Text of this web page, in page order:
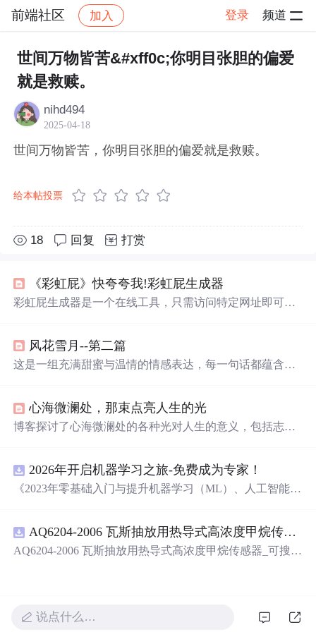
前端社区 加入 登录 频道
社区 前端社区 感慨 帖子详情
世间万物皆苦&#xff0c;你明目张胆的偏爱
就是救赎。
nihd494
2025-04-18
世间万物皆苦，你明目张胆的偏爱就是救赎。
给本帖投票
18 回复 打赏
《彩虹屁》快夸夸我!彩虹屁生成器
彩虹屁生成器是一个在线工具，只需访问特定网址即可获
风花雪月--第二篇
这是一组充满甜蜜与温情的情感表达，每一句话都蕴含着
细腻的一面，让人感受到爱情的美好和力量。
心海微澜处，那束点亮人生的光
博客探讨了心海微澜处的各种光对人生的意义，包括志之
暖世界。
2026年开启机器学习之旅-免费成为专家！
《2023年零基础入门与提升机器学习（ML）、人工智能
AQ6204-2006 瓦斯抽放用热导式高浓度甲烷传感器-可搜索.pdf
AQ6204-2006 瓦斯抽放用热导式高浓度甲烷传感器_可搜
说点什么…